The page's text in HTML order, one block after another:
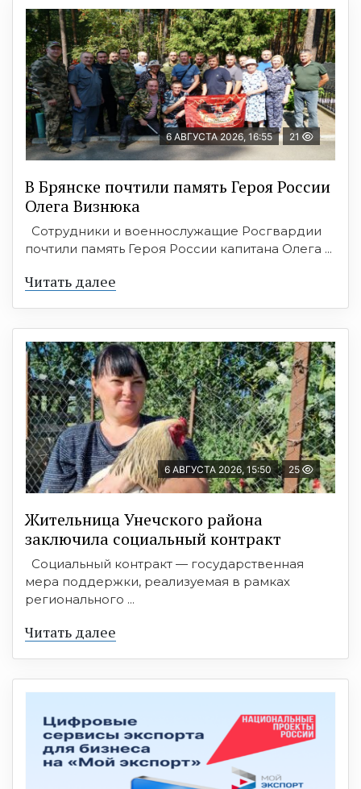
6 АВГУСТА 2026, 16:55 21
В Брянске почтили память Героя России
Олега Визнюка
Сотрудники и военнослужащие Росгвардии
почтили память Героя России капитана Олега ...
Читать далее
6 АВГУСТА 2026, 15:50 25
Жительница Унечского района
заключила социальный контракт
Социальный контракт — государственная
мера поддержки, реализуемая в рамках
регионального ...
Читать далее